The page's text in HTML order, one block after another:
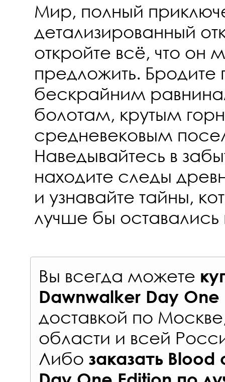
Мир, полный
детализированный
откройте всё, что он
предложить.
бескрайним
болотам, крутым
средневековым
Наведывайтесь в
находите следы
и узнавайте тайны,
лучше бы
Вы всегда можете
Dawnwalker Day
доставкой по
области и всей
Либо заказать Blood